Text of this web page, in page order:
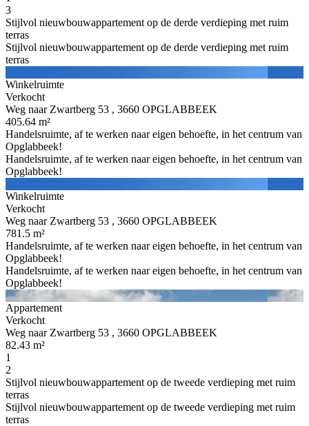
3
Stijlvol nieuwbouwappartement op de derde verdieping met ruim
terras
Stijlvol nieuwbouwappartement op de derde verdieping met ruim
terras
Winkelruimte
Verkocht
Weg naar Zwartberg 53 , 3660 OPGLABBEEK
405.64 m²
Handelsruimte, af te werken naar eigen behoefte, in het centrum van
Opglabbeek!
Handelsruimte, af te werken naar eigen behoefte, in het centrum van
Opglabbeek!
Winkelruimte
Verkocht
Weg naar Zwartberg 53 , 3660 OPGLABBEEK
781.5 m²
Handelsruimte, af te werken naar eigen behoefte, in het centrum van
Opglabbeek!
Handelsruimte, af te werken naar eigen behoefte, in het centrum van
Opglabbeek!
Appartement
Verkocht
Weg naar Zwartberg 53 , 3660 OPGLABBEEK
82.43 m²
1
2
Stijlvol nieuwbouwappartement op de tweede verdieping met ruim
terras
Stijlvol nieuwbouwappartement op de tweede verdieping met ruim
terras